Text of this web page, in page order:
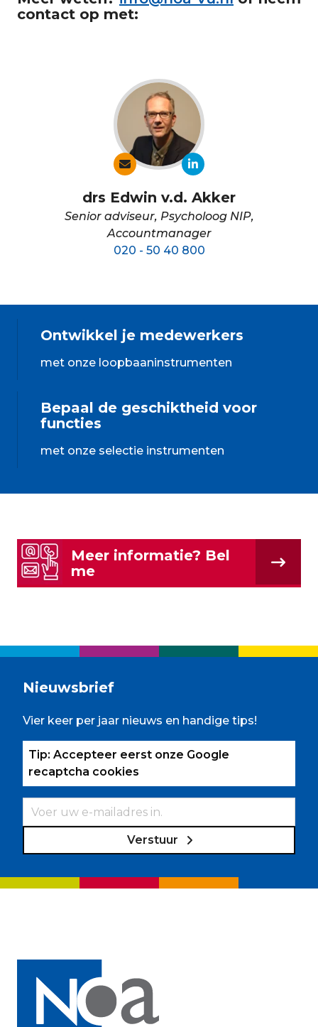
contact op met:
drs Edwin v.d. Akker
Senior adviseur, Psycholoog NIP,
Accountmanager
020 - 50 40 800
Ontwikkel je medewerkers
met onze loopbaaninstrumenten
Bepaal de geschiktheid voor
functies
met onze selectie instrumenten
Meer informatie? Bel
me
Nieuwsbrief
Vier keer per jaar nieuws en handige tips!
Tip: Accepteer eerst onze Google
recaptcha cookies
Verstuur